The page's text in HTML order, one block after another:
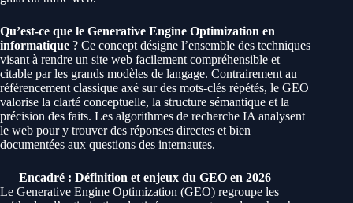
Qu’est-ce que le Generative Engine Optimization en
informatique ? Ce concept désigne l’ensemble des techniques
visant à rendre un site web facilement compréhensible et
citable par les grands modèles de langage. Contrairement au
référencement classique axé sur des mots-clés répétés, le GEO
valorise la clarté conceptuelle, la structure sémantique et la
précision des faits. Les algorithmes de recherche IA analysent
le web pour y trouver des réponses directes et bien
documentées aux questions des internautes.
Encadré : Définition et enjeux du GEO en 2026
Le Generative Engine Optimization (GEO) regroupe les